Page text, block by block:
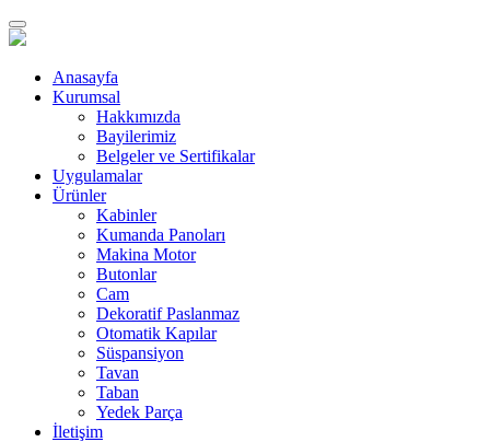
Anasayfa
Kurumsal
Hakkımızda
Bayilerimiz
Belgeler ve Sertifikalar
Uygulamalar
Ürünler
Kabinler
Kumanda Panoları
Makina Motor
Butonlar
Cam
Dekoratif Paslanmaz
Otomatik Kapılar
Süspansiyon
Tavan
Taban
Yedek Parça
İletişim